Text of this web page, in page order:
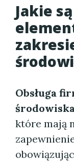
Jakie
Obsługa
które mają